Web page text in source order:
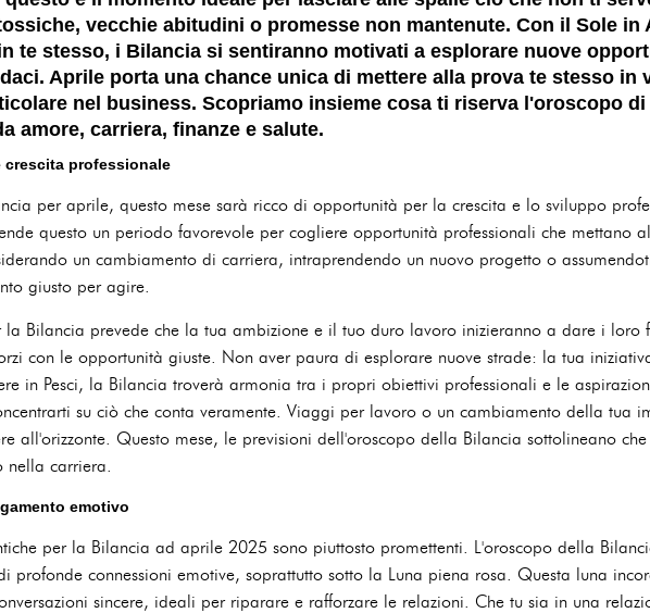
vecchie abitudini o promesse non mantenute. Con il Sole in
te stesso, i Bilancia si sentiranno motivati a esplorare nuove
Aprile porta una chance unica di mettere alla prova te stesso in
nel business. Scopriamo insieme cosa ti riserva l'oroscopo
amore, carriera, finanze e salute.
crescita professionale
per aprile, questo mese sarà ricco di opportunità per la crescita e lo sviluppo
questo un periodo favorevole per cogliere opportunità professionali che mettano
un cambiamento di carriera, intraprendendo un nuovo progetto o
giusto per agire.
Bilancia prevede che la tua ambizione e il tuo duro lavoro inizieranno a dare i loro
con le opportunità giuste. Non aver paura di esplorare nuove strade: la tua
in Pesci, la Bilancia troverà armonia tra i propri obiettivi professionali e le
su ciò che conta veramente. Viaggi per lavoro o un cambiamento della tua
all'orizzonte. Questo mese, le previsioni dell'oroscopo della Bilancia sottolineano che
nella carriera.
emotivo
per la Bilancia ad aprile 2025 sono piuttosto promettenti. L'oroscopo della
profonde connessioni emotive, soprattutto sotto la Luna piena rosa. Questa luna
sincere, ideali per riparare e rafforzare le relazioni. Che tu sia in una